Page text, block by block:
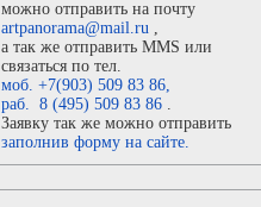
можно отправить на почту
artpanorama@mail.ru ,
а так же отправить MMS или
связаться по тел.
моб. +7(903) 509 83 86,
раб. 8 (495) 509 83 86 .
Заявку так же можно отправить
заполнив форму на сайте.